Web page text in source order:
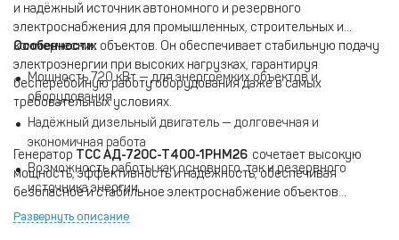
и надёжный источник автономного и резервного
электроснабжения для промышленных, строительных и
коммерческих объектов. Он обеспечивает стабильную подачу
электроэнергии при высоких нагрузках, гарантируя
бесперебойную работу оборудования даже в самых
требовательных условиях.
Особенности:
Мощность 720 кВт — для энергоёмких объектов и
оборудования
Надёжный дизельный двигатель — долговечная и
экономичная работа
Возможность работы как основного, так и резервного
источника энергии
Простое управление и обслуживание
Генератор ТСС АД-720С-Т400-1РНМ26 сочетает высокую
мощность, эффективность и надёжность, обеспечивая
безопасное и стабильное электроснабжение объектов
различного назначения.
Развернуть описание